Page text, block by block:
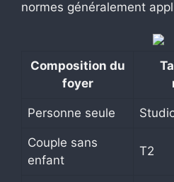
normes généralement
Composition du
foyer
Personne seule
Couple sans
enfant
T2